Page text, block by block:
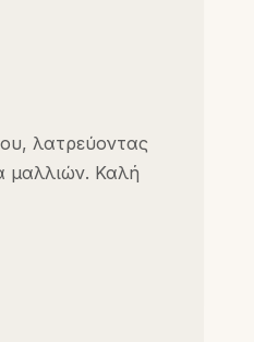
λατρεύοντας
μαλλιών. Καλή